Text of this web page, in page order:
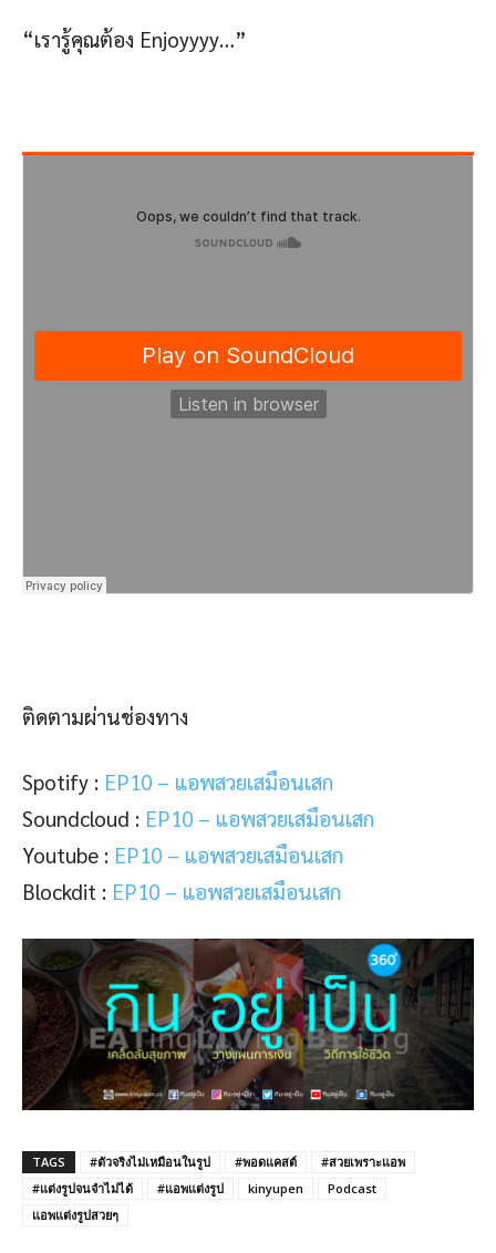
“เรารู้คุณต้อง Enjoyyyy…”
ติดตามผ่านช่องทาง
Spotify : EP10 – แอพสวยเสมือนเสก
Soundcloud : EP10 – แอพสวยเสมือนเสก
Youtube : EP10 – แอพสวยเสมือนเสก
Blockdit : EP10 – แอพสวยเสมือนเสก
TAGS #ตัวจริงไม่เหมือนในรูป #พอดแคสต์
#สวยเพราะแอพ
#แต่งรูปจนจำไม่ได้
#แอพแต่งรูป kinyupen
Podcast
แอพแต่งรูปสวยๆ